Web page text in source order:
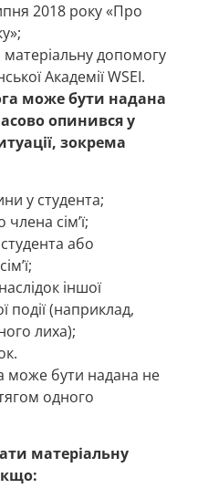
2018 року «Про
допомогу
Академії WSEI.
може бути надана
опинився у
зокрема
у студента;
сім’ї;
або
іншої
події (наприклад,
лиха);
може бути надана не
одного
матеріальну